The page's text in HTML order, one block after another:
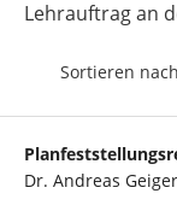
Lehrauftrag an
Sortieren
Dr. Andreas Geiger